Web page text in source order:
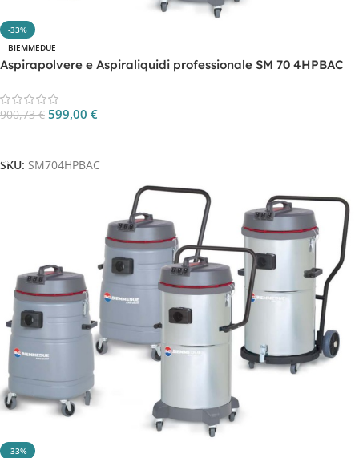
-33%
BIEMMEDUE
Aspirapolvere e Aspiraliquidi professionale SM 70 4HPBAC
900,73€ 599,00 €
SKU: SM704HPBAC
-33%